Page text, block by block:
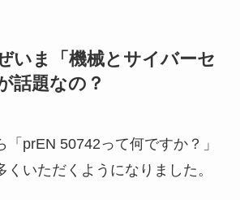
いま「機械とサイバーセ
話題なの？
prEN 50742って何ですか？」
くいただくようになりました。